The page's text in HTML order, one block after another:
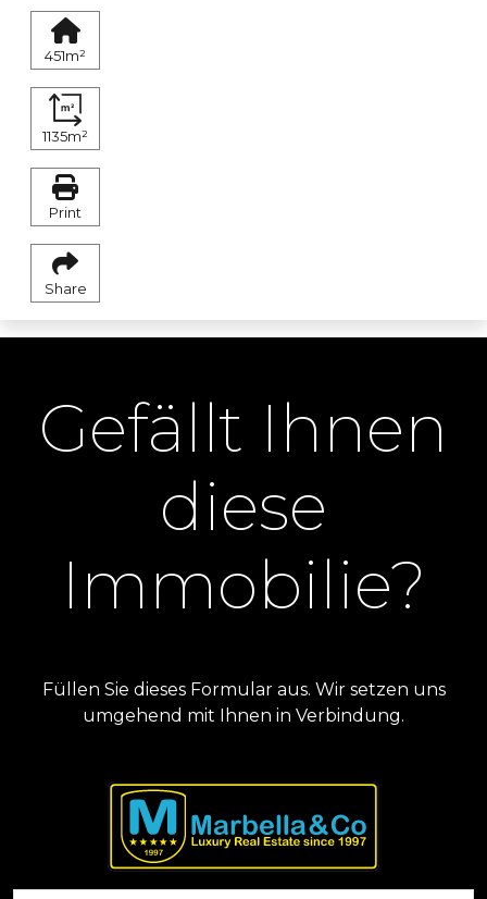
451m²
1135m²
Print
Share
Gefällt Ihnen
diese
Immobilie?
Füllen Sie dieses Formular aus. Wir setzen uns
umgehend mit Ihnen in Verbindung.